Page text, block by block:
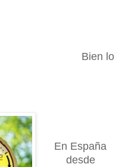
lo
En España
desde